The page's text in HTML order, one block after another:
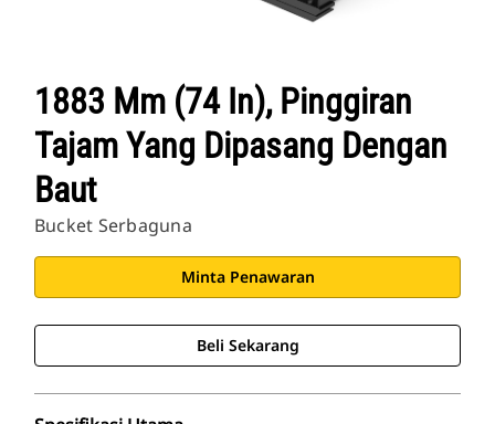
1883 Mm (74 In), Pinggiran
Tajam Yang Dipasang Dengan
Baut
Bucket Serbaguna
Minta Penawaran
Beli Sekarang